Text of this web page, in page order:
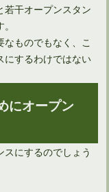
ることがある
若干オープンスタン
ものでもなく、こ
にするわけではない
にオープン
にするのでしょう